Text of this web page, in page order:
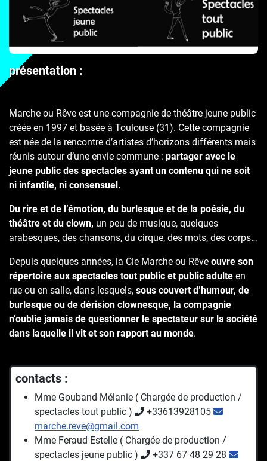
présentation :
Marche ou Rêve est une compagnie de théâtre jeune public
créée en 1997 et basée à Toulouse (31). Cette compagnie
est née de la rencontre d’artistes d’horizons différents mais
réunis autour d’une envie commune : partager avec le
jeune public des spectacles ayant un contenu qui ne soit
ni infantile, ni consensuel.
Du rire et de l’émotion, du burlesque et de la poésie, du
théâtre et du clown, un peu de musique, quelques
arabesques, des chansons, du cirque, des mots, des corps…
Depuis quelques années, la Cie Marche ou Rêve ouvre son
répertoire aux spectacles tout public et public adulte en
rue ou en salle, dans lesquels, sous couvert d’humour, de
burlesque ou de dérision clownesque, la compagnie
n’oublie jamais de questionner le spectateur sur la société
dans laquelle il vit et son rapport au monde.
contacts :
Mme Gouband Mélanie ( Chargée de production /
spectacles tout public )
+33613928105
marche.reve@gmail.com
Mme Feraud Estelle ( Chargée de production /
spectacles jeune public )
+337 67 48 29 28